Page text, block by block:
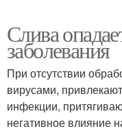
Слива
заболевания
При отсутствии
вирусами,
инфекции,
негативное влияние